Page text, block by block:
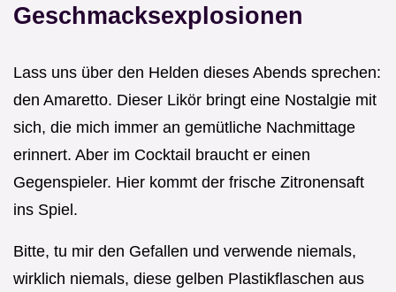
Geschmacksexplosionen
Lass uns über den Helden dieses Abends sprechen:
den Amaretto. Dieser Likör bringt eine Nostalgie mit
sich, die mich immer an gemütliche Nachmittage
erinnert. Aber im Cocktail braucht er einen
Gegenspieler. Hier kommt der frische Zitronensaft
ins Spiel.
Bitte, tu mir den Gefallen und verwende niemals,
wirklich niemals, diese gelben Plastikflaschen aus